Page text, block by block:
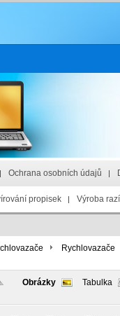
Ochrana osobních údajů
propisek Výroba
Rychlovazače
Obrázky Tabulka